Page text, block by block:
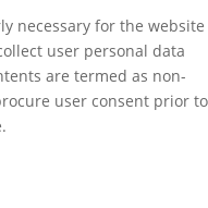
necessary for the website
user personal data
are termed as non-
user consent prior to